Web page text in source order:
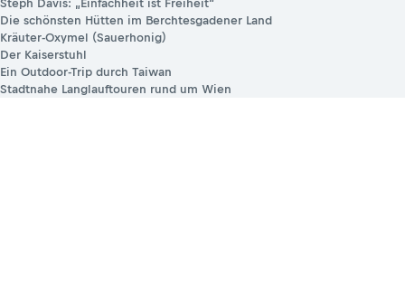
Steph Davis: „Einfachheit ist Freiheit“
Die schönsten Hütten im Berchtesgadener Land
Kräuter-Oxymel (Sauerhonig)
Der Kaiserstuhl
Ein Outdoor-Trip durch Taiwan
Stadtnahe Langlauftouren rund um Wien